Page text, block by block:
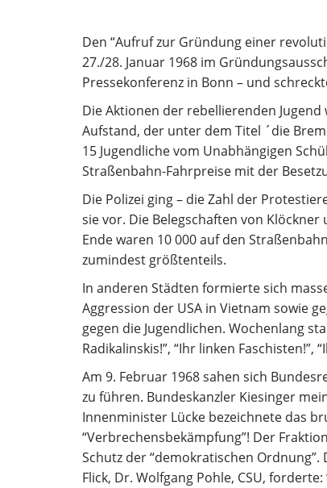
Den “Aufruf zur Gründung einer
27./28. Januar 1968 im
Pressekonferenz in Bonn – und
Die Aktionen der rebellierenden Jugend
Aufstand, der unter dem Titel ´die
15 Jugendliche vom Unabhängigen
Straßenbahn-Fahrpreise mit der
Die Polizei ging – die Zahl der
sie vor. Die Belegschaften von
Ende waren 10 000 auf den
zumindest größtenteils.
In anderen Städten formierte sich
Aggression der USA in Vietnam sowie
gegen die Jugendlichen. Wochenlang
Radikalinskis!”, “Ihr linken Faschisten!”,
Am 9. Februar 1968 sahen sich
zu führen. Bundeskanzler Kiesinger
Innenminister Lücke bezeichnete das
“Verbrechensbekämpfung”! Der
Schutz der “demokratischen
Flick, Dr. Wolfgang Pohle, CSU,